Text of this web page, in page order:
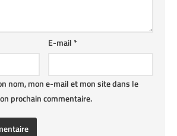
E-mail*
nom, mon e-mail et mon site dans le
prochain commentaire.